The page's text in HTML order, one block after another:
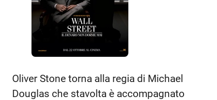
Oliver Stone torna alla regia di Michael
Douglas che stavolta è accompagnato